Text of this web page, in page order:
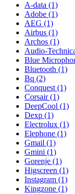
A-data (1)
Adobe (1)
AEG (1)
Airbus (1)
Archos (1)
Audio-
Blue
Bluetooth (1)
Bq (2)
Conquest (1)
Corsair (1)
DeepCool (1)
Dexp (1)
Electrolux (1)
Elephone (1)
Gmail (1)
Gmini (1)
Gorenje (1)
Higscreen (1)
Instagram (1)
Kingzone (1)